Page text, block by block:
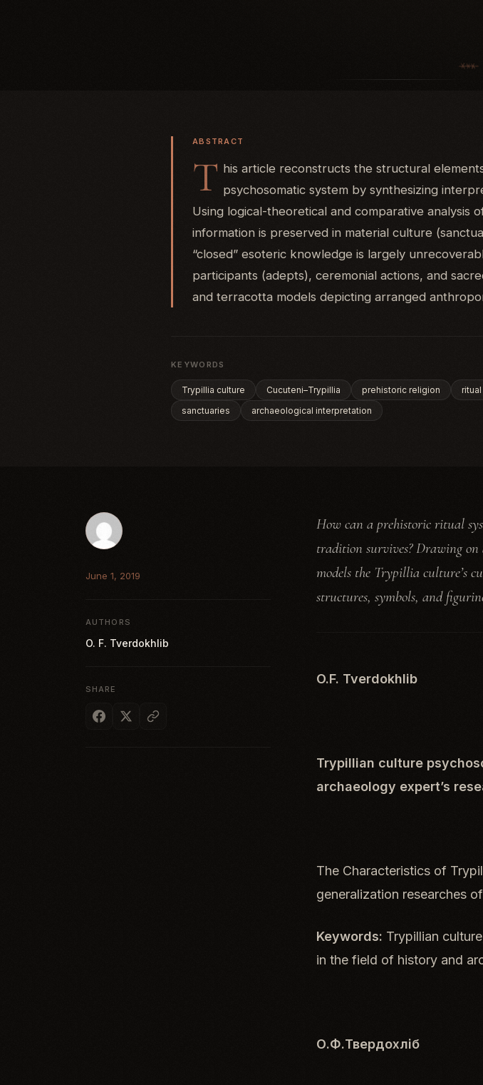
ABSTRACT
T his article reconstructs the structural
psychosomatic system by synthesizing
Using logical-theoretical and comparative analysis
information is preserved in material culture
“closed” esoteric knowledge is largely
participants (adepts), ceremonial actions, and
and terracotta models depicting arranged
KEYWORDS
Trypillia culture Cucuteni–Trypillia prehistoric religion
sanctuaries
archaeological interpretation
June 1, 2019
AUTHORS
O. F. Tverdokhlib
SHARE
How can a prehistoric ritual
tradition survives? Drawing on
models the Trypillia culture’s
structures, symbols, and
O.F. Tverdokhlib
Trypillian culture
archaeology expert’s
The Characteristics of
generalization researches
Keywords: Trypillian
in the field of history and
О.Ф.Твердохліб